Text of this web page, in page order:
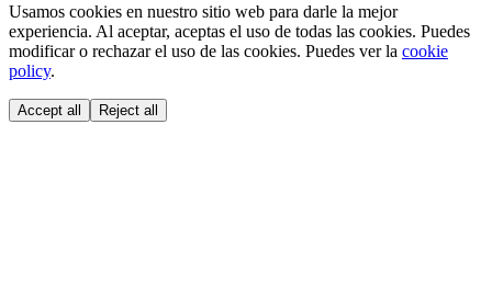
Usamos cookies en nuestro sitio web para darle la mejor
experiencia. Al aceptar, aceptas el uso de todas las cookies. Puedes
modificar o rechazar el uso de las cookies. Puedes ver la cookie
policy.
Accept all Reject all